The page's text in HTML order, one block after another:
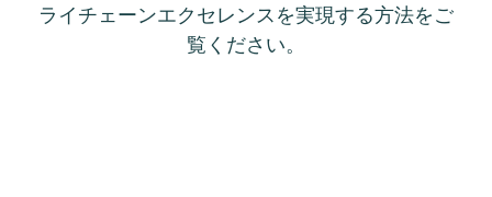
ライチェーンエクセレンスを実現する方法をご
覧ください。